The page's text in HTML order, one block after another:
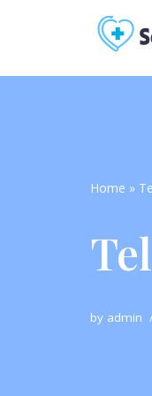
Home »
by admin